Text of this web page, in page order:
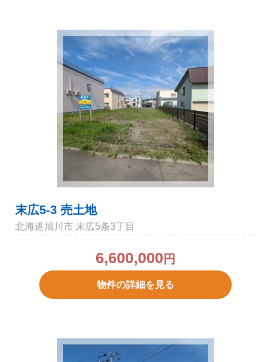
末広5-3 売土地
北海道旭川市 末広5条3丁目
6,600,000 円
物件の詳細を見る